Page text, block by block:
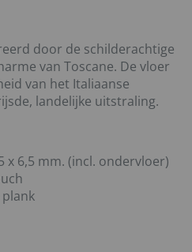
door de schilderachtige
van Toscane. De vloer
van het Italiaanse
landelijke uitstraling.
x 6,5 mm. (incl. ondervloer)